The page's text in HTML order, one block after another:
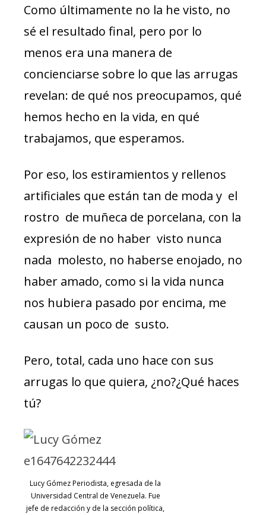
Como últimamente no la he visto, no
sé el resultado final, pero por lo
menos era una manera de
concienciarse sobre lo que las arrugas
revelan: de qué nos preocupamos, qué
hemos hecho en la vida, en qué
trabajamos, que esperamos.
Por eso, los estiramientos y rellenos
artificiales que están tan de moda y el
rostro de muñeca de porcelana, con la
expresión de no haber visto nunca
nada molesto, no haberse enojado, no
haber amado, como si la vida nunca
nos hubiera pasado por encima, me
causan un poco de susto.
Pero, total, cada uno hace con sus
arrugas lo que quiera, ¿no?¿Qué haces
tú?
Lucy Gómez Periodista, egresada de la
Universidad Central de Venezuela. Fue
jefe de redacción y de la sección política,